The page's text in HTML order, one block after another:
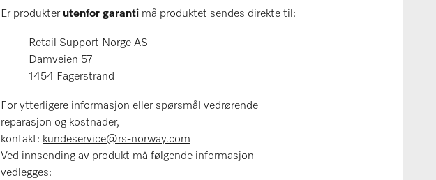
Er produkterutenfor garanti må produktet sendes direkte til:
Retail Support Norge AS
Damveien 57
1454 Fagerstrand
For ytterligere informasjon eller spørsmål vedrørende
reparasjon og kostnader,
kontakt: kundeservice@rs-norway.com
Ved innsending av produkt må følgende informasjon
vedlegges: